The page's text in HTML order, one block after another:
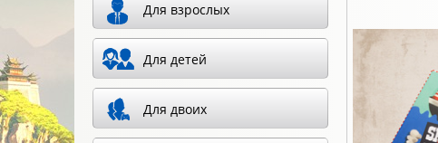
Для взрослых
Для детей
Для двоих